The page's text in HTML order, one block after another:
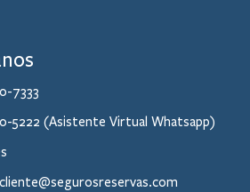
7333
5222 (Asistente Virtual Whatsapp)